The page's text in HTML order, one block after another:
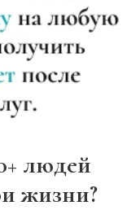
людей
жизни?